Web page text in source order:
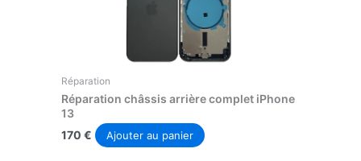
Réparation
Réparation châssis arrière complet iPhone
13
170 € Ajouter au panier